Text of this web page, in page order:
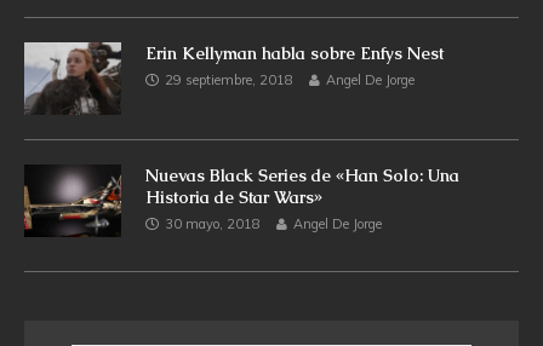
Erin Kellyman habla sobre Enfys Nest
29 septiembre, 2018 Angel De Jorge
Nuevas Black Series de «Han Solo: Una
Historia de Star Wars»
30 mayo, 2018 Angel De Jorge